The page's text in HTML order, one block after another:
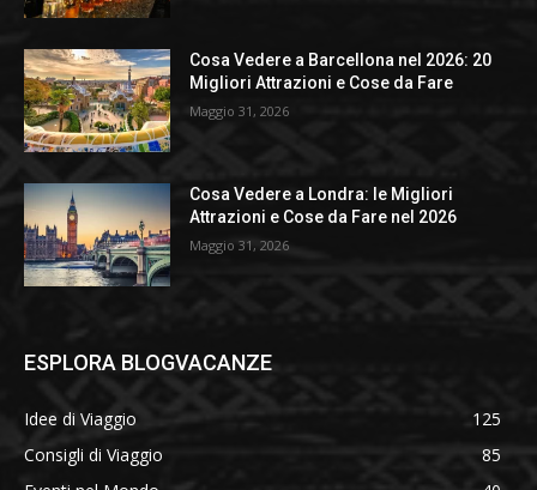
Cosa Vedere a Barcellona nel 2026: 20
Migliori Attrazioni e Cose da Fare
Maggio 31, 2026
Cosa Vedere a Londra: le Migliori
Attrazioni e Cose da Fare nel 2026
Maggio 31, 2026
ESPLORA BLOGVACANZE
Idee di Viaggio
125
Consigli di Viaggio
85